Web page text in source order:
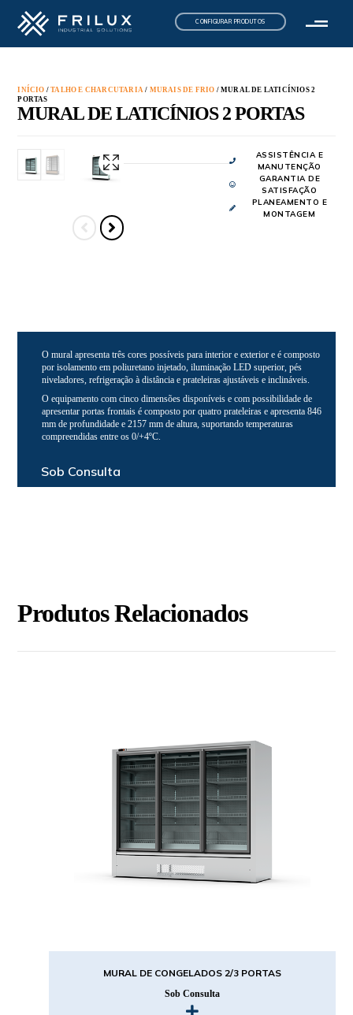
CONFIGURAR PRODUTOS
INÍCIO /TALHO E CHARCUTARIA / MURAIS DE FRIO / MURAL DE LATICÍNIOS 2
PORTAS
MURAL DE LATICÍNIOS 2 PORTAS
ASSISTÊNCIA E
MANUTENÇÃO
GARANTIA DE
SATISFAÇÃO
PLANEAMENTO E
MONTAGEM
O mural apresenta três cores possíveis para interior e exterior e é composto
por isolamento em poliuretano injetado, iluminação LED superior, pés
niveladores, refrigeração à distância e prateleiras ajustáveis e inclináveis.
O equipamento com cinco dimensões disponíveis e com possibilidade de
apresentar portas frontais é composto por quatro prateleiras e apresenta 846
mm de profundidade e 2157 mm de altura, suportando temperaturas
compreendidas entre os 0/+4ºC.
Sob Consulta
Produtos Relacionados
MURAL DE CONGELADOS 2/3 PORTAS
Sob Consulta